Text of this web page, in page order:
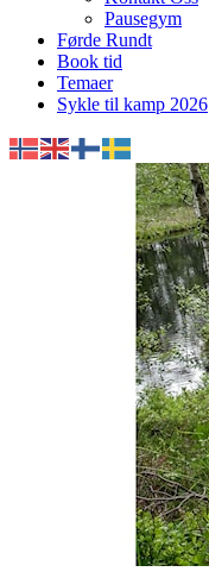
Pausegym
Førde Rundt
Book tid
Temaer
Sykle til kamp 2026